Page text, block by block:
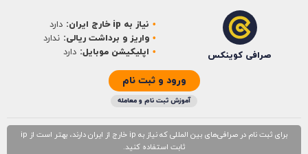
صرافی کوینکس
نیاز به ip خارج ایران:
دارد
واریز و برداشت ریالی: ندارد
اپلیکیشن موبایل: دارد
ورود و ثبت نام
آموزش ثبت نام و معامله
برای ثبت نام در صرافی‌های بین المللی که نیاز به ip خارج از ایران دارند، بهتر است از ip
ثابت استفاده کنید.